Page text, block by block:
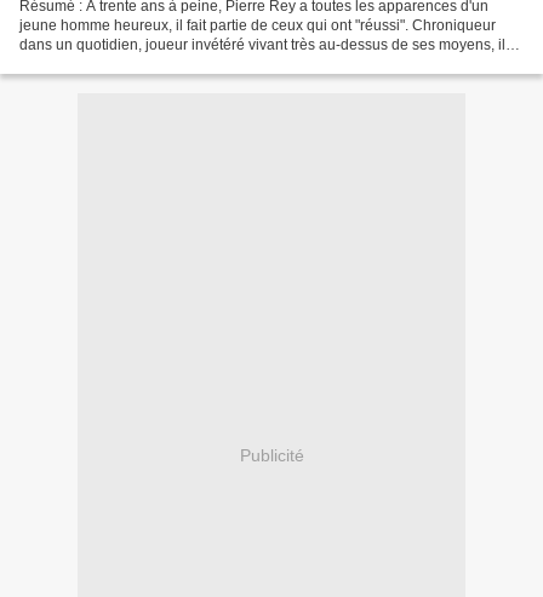
Résumé : A trente ans à peine, Pierre Rey a toutes les apparences d'un
jeune homme heureux, il fait partie de ceux qui ont "réussi". Chroniqueur
dans un quotidien, joueur invétéré vivant très au-dessus de ses moyens, il
Publicité